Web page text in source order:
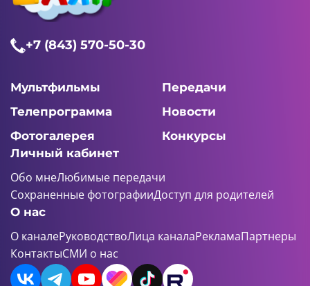
+7 (843) 570-50-30
Мультфильмы
Передачи
Телепрограмма
Новости
Фотогалерея
Конкурсы
Личный кабинет
Обо мнеЛюбимые передачи
Сохраненные фотографииДоступ для родителей
О нас
О каналеРуководствоЛица каналаРекламаПартнеры
КонтактыСМИ о нас